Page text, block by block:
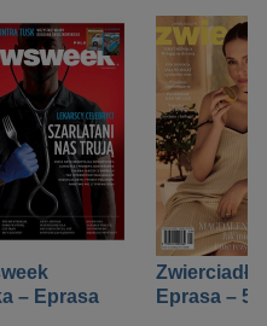
– Eprasa
Zwierciadło
Eprasa – 5/